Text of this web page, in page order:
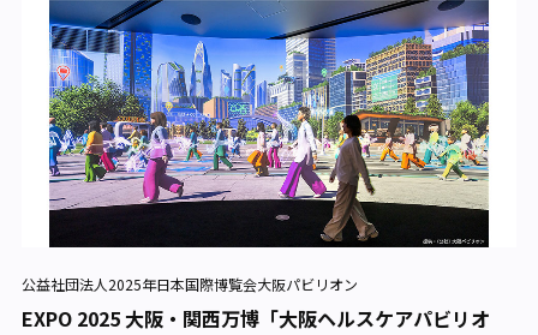
公益社団法人2025年日本国際博覧会大阪パビリオン
EXPO 2025 大阪・関西万博「大阪ヘルスケアパビリオ